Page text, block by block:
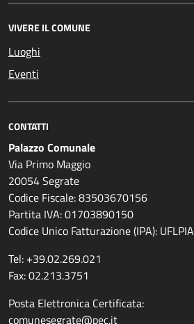
VIVERE IL COMUNE
Luoghi
Eventi
CONTATTI
Palazzo Comunale
Via Primo Maggio
20054 Segrate
Codice Fiscale: 83503670156
Partita IVA: 01703890150
Codice Unico Fatturazione (IPA): UFLPIA
Tel: +39.02.269.021
Fax: 02.213.3751
Posta Elettronica Certificata:
comunesegrate@pec.it